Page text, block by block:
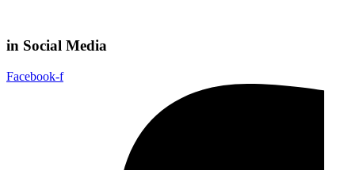
in Social Media
Facebook-f